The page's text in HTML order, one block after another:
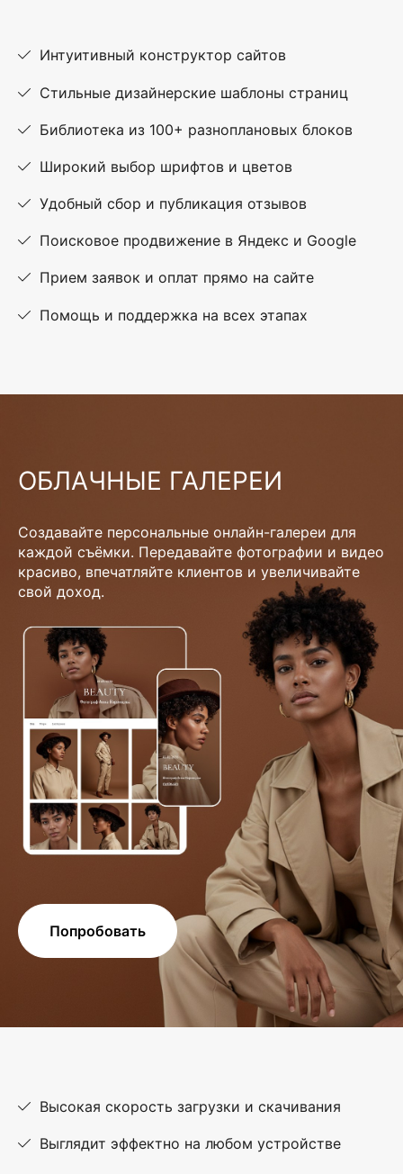
Интуитивный конструктор сайтов
Стильные дизайнерские шаблоны страниц
Библиотека из 100+ разноплановых блоков
Широкий выбор шрифтов и цветов
Удобный сбор и публикация отзывов
Поисковое продвижение в Яндекс и Google
Прием заявок и оплат прямо на сайте
Помощь и поддержка на всех этапах
ОБЛАЧНЫЕ ГАЛЕРЕИ
Создавайте персональные онлайн-галереи для
каждой съёмки. Передавайте фотографии и видео
красиво, впечатляйте клиентов и увеличивайте
свой доход.
Попробовать
Высокая скорость загрузки и скачивания
Выглядит эффектно на любом устройстве